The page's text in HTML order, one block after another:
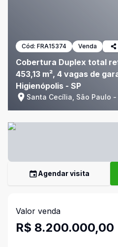
Cód: FRA15374 Venda
Cobertura Duplex total
453,13 m², 4 vagas de
Higienópolis - SP
Santa Cecília, São Paulo -
Agendar visita
Valor venda
R$ 8.200.000,00